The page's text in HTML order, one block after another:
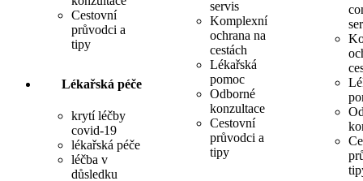
Cestovní
průvodci a
tipy
Lékařská péče
krytí léčby
covid-19
lékařská péče
léčba v
důsledku
servis
Komplexní
ochrana na
cestách
Lékařská
pomoc
Odborné
konzultace
Cestovní
průvodci a
tipy